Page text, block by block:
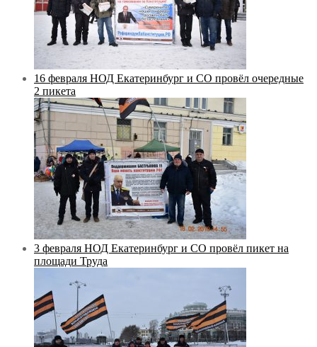
16 февраля НОД Екатеринбург и СО провёл очередные
2 пикета
3 февраля НОД Екатеринбург и СО провёл пикет на
площади Труда